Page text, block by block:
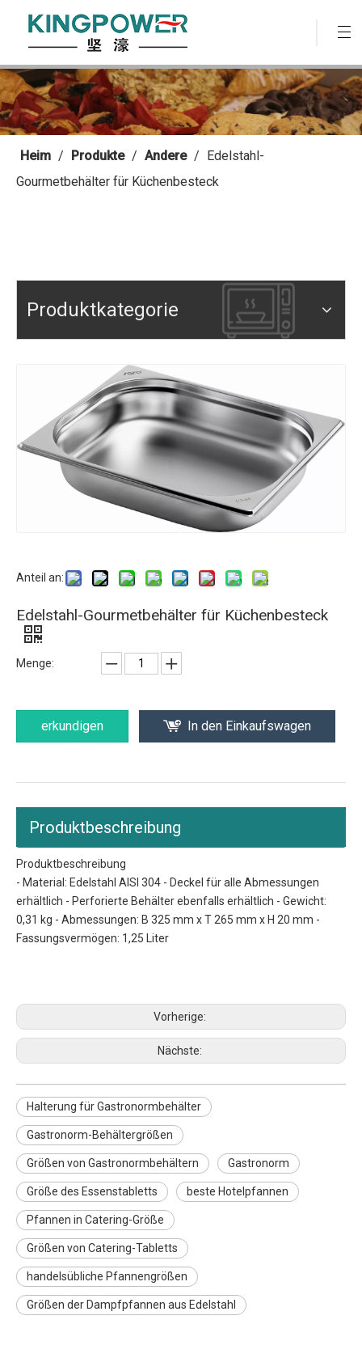
Heim / Produkte / Andere / Edelstahl-
Gourmetbehälter für Küchenbesteck
Produktkategorie
Anteil an:
Edelstahl-Gourmetbehälter für Küchenbesteck
Menge:
erkundigen In den Einkaufswagen
Produktbeschreibung
Produktbeschreibung
- Material: Edelstahl AISI 304 - Deckel für alle Abmessungen
erhältlich - Perforierte Behälter ebenfalls erhältlich - Gewicht:
0,31 kg - Abmessungen: B 325 mm x T 265 mm x H 20 mm -
Fassungsvermögen: 1,25 Liter
Vorherige:
Nächste:
Halterung für Gastronormbehälter
Gastronorm-Behältergrößen
Größen von Gastronormbehältern Gastronorm
Größe des Essenstabletts beste Hotelpfannen
Pfannen in Catering-Größe
Größen von Catering-Tabletts
handelsübliche Pfannengrößen
Größen der Dampfpfannen aus Edelstahl